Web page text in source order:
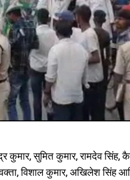
कुमार, सुमित कुमार, रामदेव
विशाल कुमार, अखिलेश सिंह